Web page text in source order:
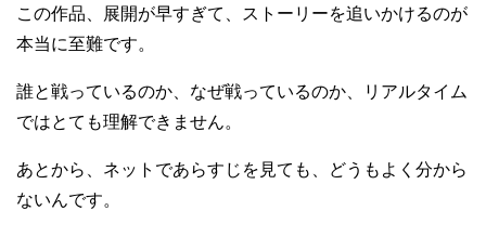
この作品、展開が早すぎて、ストーリーを追いかけるのが
本当に至難です。
誰と戦っているのか、なぜ戦っているのか、リアルタイム
ではとても理解できません。
あとから、ネットであらすじを見ても、どうもよく分から
ないんです。